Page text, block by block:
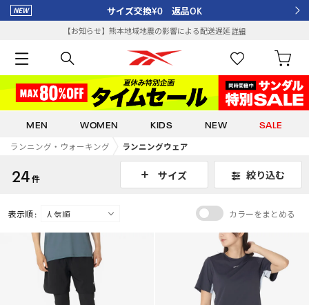
サイズ交換¥0 返品OK
【お知らせ】熊本地域地震の影響による配送遅延詳細
MEN WOMEN KIDS NEW SALE
ランニング・ウォーキング ランニングウェア
24件 サイズ 絞り込む
表示順 : カラーをまとめる